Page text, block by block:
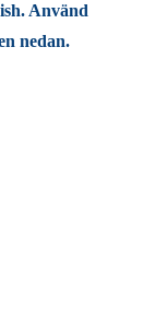
Använd
nedan.